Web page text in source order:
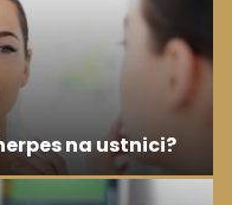
na ustnici?